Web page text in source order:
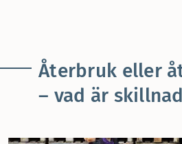
Återbruk eller
– vad är